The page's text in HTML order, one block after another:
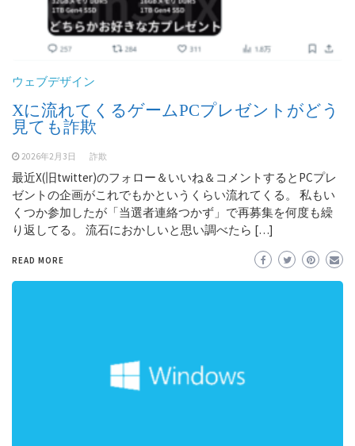
ウェブデザイン
Xに流れてくるゲームPCプレゼントがどう
見ても詐欺
2026年2月3日 詐欺
最近X(旧twitter)のフォロー＆いいね＆コメントするとPCプレ
ゼントの企画がこれでもかというくらい流れてくる。 私もい
くつか参加したが「当選者連絡つかず」で再募集を何度も繰
り返してる。 流石におかしいと思い調べたら […]
READ MORE